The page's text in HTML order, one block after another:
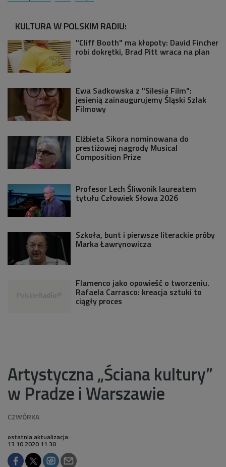
KULTURA W POLSKIM RADIU:
"Cliff Booth" ma kłopoty: David Fincher
robi dokrętki, Brad Pitt wraca na plan
Ewa Sadkowska z "Silesia Film":
jesienią zainaugurujemy Śląski Szlak
Filmowy
Elżbieta Sikora nominowana do
prestiżowej nagrody Musical
Composition Prize
Profesor Lech Śliwonik laureatem
tytułu Człowiek Słowa 2026
Szkoła, bunt i pierwsze literackie próby
Marka Ławrynowicza
Flamenco jako opowieść o tworzeniu.
Rafaela Carrasco: kreacja sztuki to
ciągły proces
Artystyczna „Ściana kultury”
w Pradze i Warszawie
ostatnia aktualizacja:
13.10.2020 11:30